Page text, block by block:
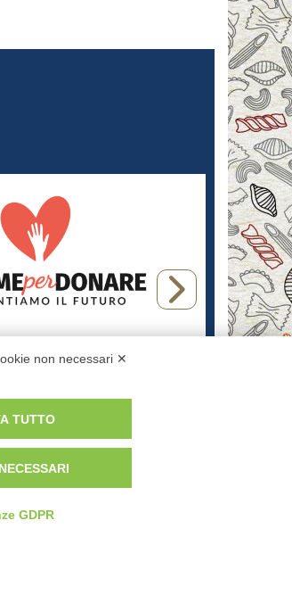
per Donare
DALLE IMMAGINI
non necessari ✕
TUTTO
GDPR